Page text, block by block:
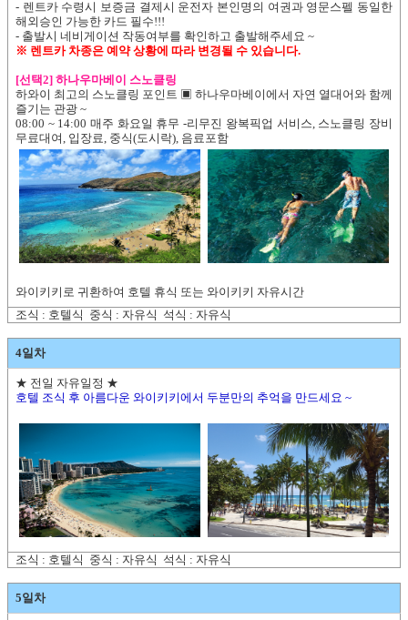
- 렌트카 수령시 보증금 결제시 운전자 본인명의 여권과 영문스펠 동일한
해외승인 가능한 카드 필수!!!
- 출발시 네비게이션 작동여부를 확인하고 출발해주세요 ~
※ 렌트카 차종은 예약 상황에 따라 변경될 수 있습니다.
[선택2] 하나우마베이 스노클링
하와이 최고의 스노클링 포인트 ▣ 하나우마베이에서 자연 열대어와 함께
즐기는 관광 ~
08:00 ~ 14:00 매주 화요일 휴무 -리무진 왕복픽업 서비스, 스노클링 장비
무료대여, 입장료, 중식(도시락), 음료포함
와이키키로 귀환하여 호텔 휴식 또는 와이키키 자유시간
조식 : 호텔식 중식 : 자유식 석식 : 자유식
4일차
★ 전일 자유일정 ★
호텔 조식 후 아름다운 와이키키에서 두분만의 추억을 만드세요 ~
조식 : 호텔식 중식 : 자유식 석식 : 자유식
5일차